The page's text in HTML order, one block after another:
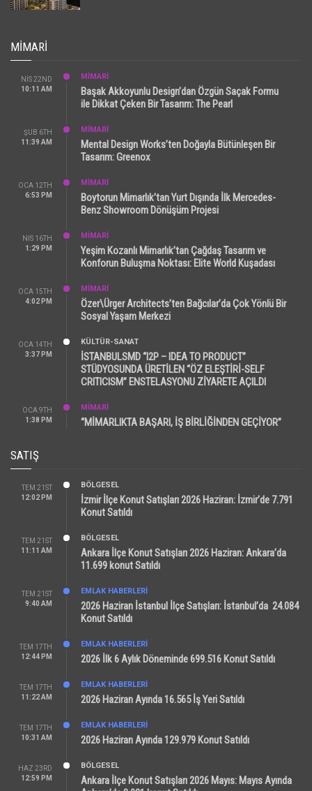
MIMARI
NIS 22ND
10:11 AM
MİMARİ
Başak Akkoyunlu Design’dan Özgün Saçak Formu
ile Dikkat Çeken Bir Tasarım: The Pearl
ŞUB 6TH
11:39 AM
MİMARİ
Mental Design Works’ten Doğayla Bütünleşen Bir
Tasarım: Greenox
OCA 12TH
6:53 PM
MİMARİ
Boytorun Mimarlık’tan Yurt Dışında İlk Mercedes-
Benz Showroom Dönüşüm Projesi
NIS 16TH
1:29 PM
MİMARİ
Yeşim Kozanlı Mimarlık’tan Çağdaş Tasarım ve
Konforun Buluşma Noktası: Elite World Kuşadası
OCA 15TH
4:02 PM
MİMARİ
Özer\Ürger Architects’ten Bağcılar’da Çok Yönlü Bir
Sosyal Yaşam Merkezi
OCA 14TH
3:37 PM
KÜLTÜR-SANAT
İSTANBULSMD “I2P – IDEA TO PRODUCT”
STÜDYOSUNDA ÜRETİLEN “ÖZ ELEŞTİRİ-SELF
CRITICISM” ENSTELASYONU ZİYARETE AÇILDI
OCA 9TH
1:38 PM
MİMARİ
“MİMARLIKTA BAŞARI, İŞ BİRLİĞİNDEN GEÇİYOR”
SATIŞ
TEM 21ST
12:02 PM
BÖLGESEL
İzmir İlçe Konut Satışları 2026 Haziran: İzmir’de 7.791
Konut Satıldı
TEM 21ST
11:11 AM
BÖLGESEL
Ankara İlçe Konut Satışları 2026 Haziran: Ankara’da
11.699 konut Satıldı
TEM 21ST
9:40 AM
EMLAK HABERLERI
2026 Haziran İstanbul İlçe Satışları: İstanbul’da 24.084
Konut Satıldı
TEM 17TH
12:44 PM
EMLAK HABERLERI
2026 İlk 6 Aylık Döneminde 699.516 Konut Satıldı
TEM 17TH
11:22 AM
EMLAK HABERLERI
2026 Haziran Ayında 16.565 İş Yeri Satıldı
TEM 17TH
10:31 AM
EMLAK HABERLERI
2026 Haziran Ayında 129.979 Konut Satıldı
HAZ 23RD
12:59 PM
BÖLGESEL
Ankara İlçe Konut Satışları 2026 Mayıs: Mayıs Ayında